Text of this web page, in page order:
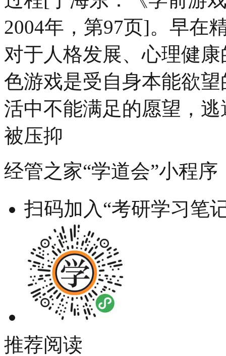
2004年，第97页]。早在
对于人格发展、心理健
色游戏是受自身本能欲
活中不能满足的愿望，
被压抑
经管之家“学道会”小程序
扫码加入“考研学习笔
推荐阅读